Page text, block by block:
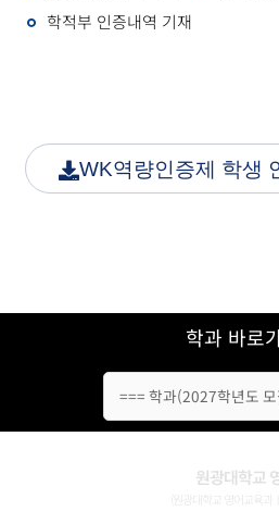
학적부 인증내역 기재
WK역량인증제 학생
학과 바로
원광대학교
(원광대학교 영어교육과